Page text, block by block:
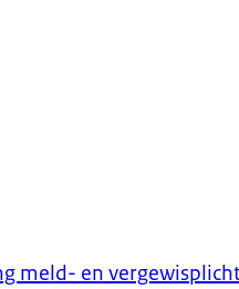
meld- en